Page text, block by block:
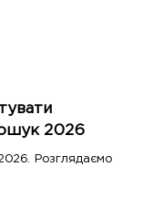
2026
Розглядаємо